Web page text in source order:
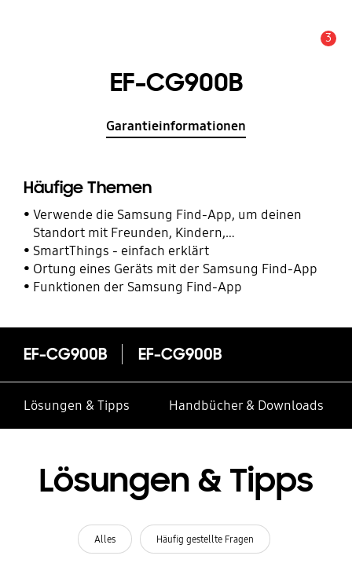
3
EF-CG900B
Garantieinformationen
Häufige Themen
Verwende die Samsung Find-App, um deinen
Standort mit Freunden, Kindern,
Familienmitgliedern und anderen Kontakten zu
teilen
SmartThings - einfach erklärt
Ortung eines Geräts mit der Samsung Find-App
Funktionen der Samsung Find-App
EF-CG900B EF-CG900B
Lösungen & Tipps Handbücher & Downloads
Lösungen & Tipps
Alles Häufig gestellte Fragen